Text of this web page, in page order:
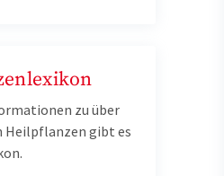
zu über
Heilpflanzen gibt es